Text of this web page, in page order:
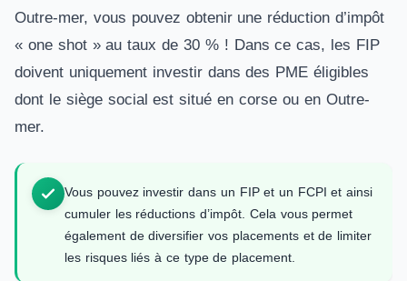
Outre-mer, vous pouvez obtenir une réduction d’impôt
« one shot » au taux de 30 % ! Dans ce cas, les FIP
doivent uniquement investir dans des PME éligibles
dont le siège social est situé en corse ou en Outre-
mer.
Vous pouvez investir dans un FIP et un FCPI et ainsi
cumuler les réductions d’impôt. Cela vous permet
également de diversifier vos placements et de limiter
les risques liés à ce type de placement.